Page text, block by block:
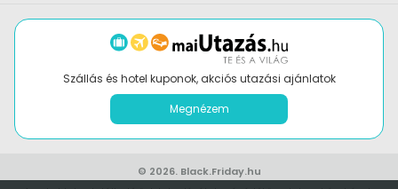
Szállás és hotel kuponok, akciós utazási ajánlatok
Megnézem
© 2026. Black.Friday.hu